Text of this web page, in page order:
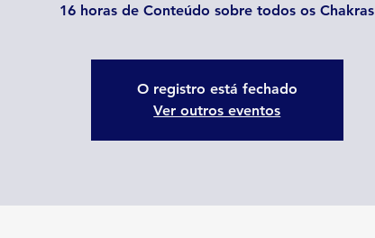
16 horas de Conteúdo sobre todos os Chakras
O registro está fechado
Ver outros eventos